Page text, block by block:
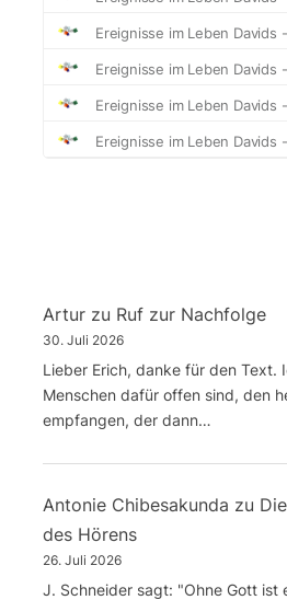
Artur zu Ruf zur Nachfolge
30. Juli 2026
Lieber Erich, danke für den Text.
Menschen dafür offen sind, den
empfangen, der dann…
Antonie Chibesakunda zu
des Hörens
26. Juli 2026
J. Schneider sagt: "Ohne Gott ist